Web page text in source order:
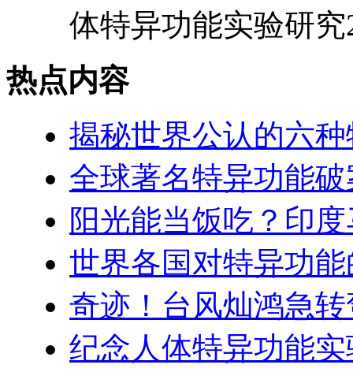
体特异功能实验研
热点内容
揭秘世界公认的六
全球著名特异功能
阳光能当饭吃？印
世界各国对特异功
奇迹！台风灿鸿急
纪念人体特异功能